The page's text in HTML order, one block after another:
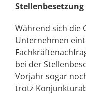
Während sich die
Unternehmen
bei der
Vorjahr sogar
trotz